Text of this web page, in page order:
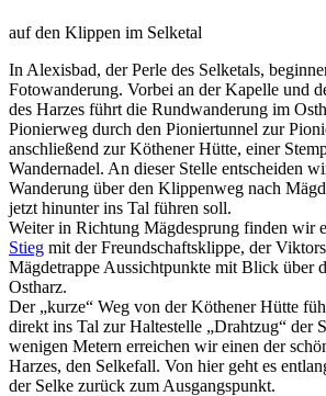
auf den Klippen im Selketal
In Alexisbad, der Perle des Selketals,
Fotowanderung. Vorbei an der Kapelle und
des Harzes führt die Rundwanderung im
Pionierweg durch den Pioniertunnel zur
anschließend zur Köthener Hütte, einer
Wandernadel. An dieser Stelle entscheiden
Wanderung über den Klippenweg nach
jetzt hinunter ins Tal führen soll.
Weiter in Richtung Mägdesprung finden wir
Stieg mit der Freundschaftsklippe, der
Mägdetrappe Aussichtpunkte mit Blick über
Ostharz.
Der „kurze“ Weg von der Köthener Hütte
direkt ins Tal zur Haltestelle „Drahtzug“ der
wenigen Metern erreichen wir einen der
Harzes, den Selkefall. Von hier geht es
der Selke zurück zum Ausgangspunkt.